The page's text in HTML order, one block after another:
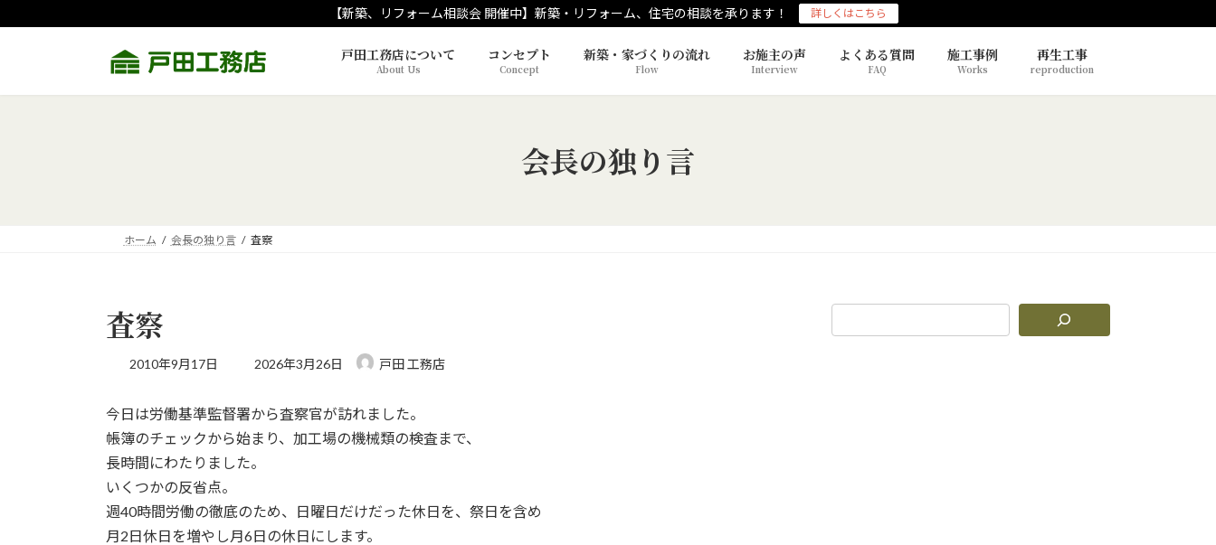
ン
ツ
ビ
シ
【新築、リフォーム相談会 開催中】新築・リフォーム、住宅の相談を承ります！ 詳しくはこちら
戸田工務店について
About Us
コンセプト
Concept
新築・家づくりの流れ
Flow
お施主の声
Interview
よくある質問
FAQ
施工事例
Works
再生工事
reproduction
会長の独り言
ホーム 会長の独り言 査察
査察
2010年9月17日
最
新
日
時
:
2026年3月26日 戸田 工務店
今日は労働基準監督署から査察官が訪れました。
帳簿のチェックから始まり、加工場の機械類の検査まで、
長時間にわたりました。
いくつかの反省点。
週40時間労働の徹底のため、日曜日だけだった休日を、祭日を含め
月2日休日を増やし月6日の休日にします。